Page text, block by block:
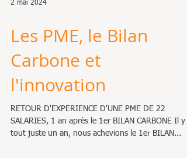
Les PME, le Bilan
Carbone et
l'innovation